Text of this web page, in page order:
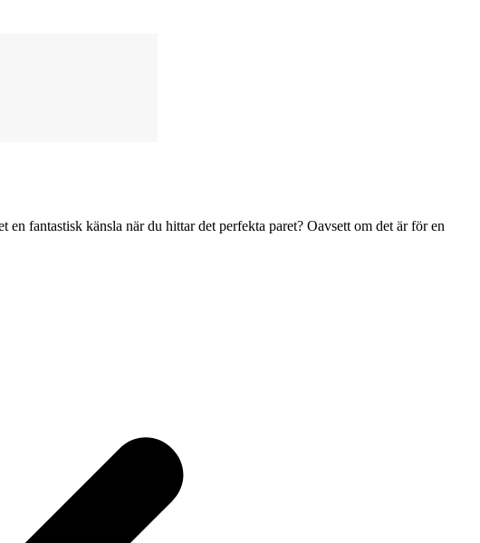
fantastisk känsla när du hittar det perfekta paret? Oavsett om det är för en